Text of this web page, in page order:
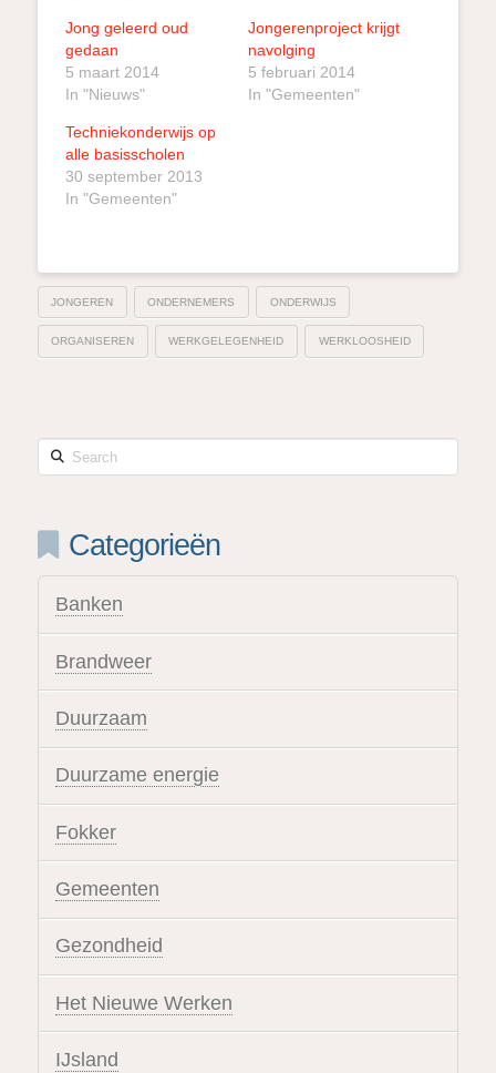
Jong geleerd oud
gedaan
5 maart 2014
In "Nieuws"
Jongerenproject krijgt
navolging
5 februari 2014
In "Gemeenten"
Techniekonderwijs op
alle basisscholen
30 september 2013
In "Gemeenten"
JONGEREN ONDERNEMERS ONDERWIJS
ORGANISEREN WERKGELEGENHEID WERKLOOSHEID
Search
Categorieën
Banken
Brandweer
Duurzaam
Duurzame energie
Fokker
Gemeenten
Gezondheid
Het Nieuwe Werken
IJsland